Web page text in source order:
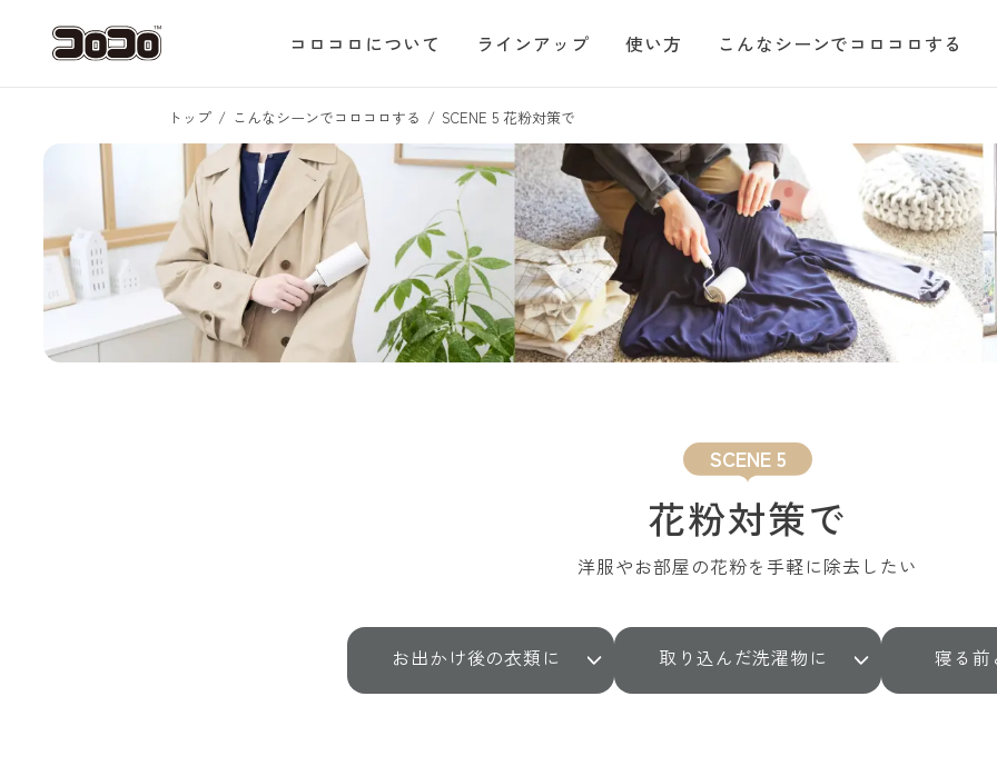
コロコロについて ラインアップ 使い方 こんなシーンでコロコロする
トップ こんなシーンでコロコロする SCENE 5 花粉対策で
SCENE 5
花粉対策で
洋服やお部屋の花粉を手軽に除去したい
お出かけ後の衣類に 取り込んだ洗濯物に 寝る